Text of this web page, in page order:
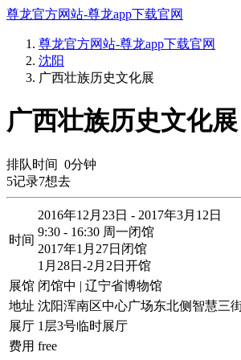
尊龙官方网站-尊龙app下载官网
尊龙官方网站-尊龙app下载官网
沈阳
广西壮族历史文化展
广西壮族历史文化
排队时间 0分钟
5记录7想去
时间
2016年12月23日 - 2017年3月12日
9:30 - 16:30 周一闭馆
2017年1月27日闭馆
1月28日-2月2日开馆
展馆 闭馆中 | 辽宁省博物馆
地址 沈阳浑南区中心广场东北侧智慧三
展厅 1层3号临时展厅
费用 free